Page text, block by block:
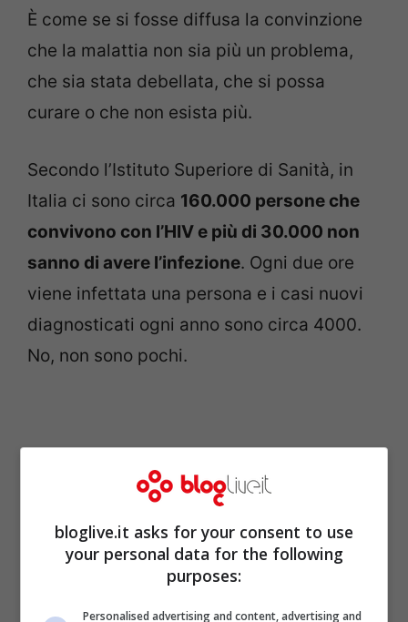
È come se si fosse diffusa la convinzione
che la malattia non sia più un problema,
che sia stata debellata, che si possa
curare o che non esista più.
Secondo l’Istituto Superiore di Sanità, in
Italia ci sono circa 160.000 persone che
convivono con l’HIV e più di 30.000 non
sanno di avere l’infezione. Ogni due ore
viene infettata una persona e i casi nuovi
diagnosticati ogni anno sono circa 4000.
No, non sono pochi.
bloglive.it asks for your consent to use
your personal data for the following
purposes:
Personalised advertising and content, advertising and